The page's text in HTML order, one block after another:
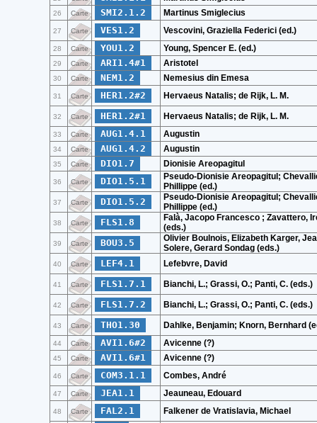
26 Carte SMI2.1.2 Martinus Smiglecius
27 Carte VES1.2 Vescovini, Graziella Federici (ed.)
28 Carte YOU1.2 Young, Spencer E. (ed.)
29 Carte ARI1.4#1 Aristotel
30 Carte NEM1.2 Nemesius din Emesa
31 Carte HER1.2#2 Hervaeus Natalis; de Rijk, L. M.
32 Carte HER1.2#1 Hervaeus Natalis; de Rijk, L. M.
33 Carte AUG1.4.1 Augustin
34 Carte AUG1.4.2 Augustin
35 Carte DIO1.7 Dionisie Areopagitul
36 Carte DIO1.5.1
Pseudo-Dionisie Areopagitul;
Phillippe (ed.)
37 Carte DIO1.5.2
Pseudo-Dionisie Areopagitul;
Phillippe (ed.)
38 Carte FLS1.8
Falà, Jacopo Francesco ; Zavattero,
(eds.)
39 Carte BOU3.5
Olivier Boulnois, Elizabeth Karger,
Solere, Gerard Sondag (eds.)
40 Carte LEF4.1 Lefebvre, David
41 Carte FLS1.7.1 Bianchi, L.; Grassi, O.; Panti, C. (eds.)
42 Carte FLS1.7.2 Bianchi, L.; Grassi, O.; Panti, C. (eds.)
43 Carte THO1.30 Dahlke, Benjamin; Knorn, Bernhard
44 Carte AVI1.6#2 Avicenne (?)
45 Carte AVI1.6#1 Avicenne (?)
46 Carte COM3.1.1 Combes, André
47 Carte JEA1.1 Jeauneau, Edouard
48 Carte FAL2.1 Falkener de Vratislavia, Michael